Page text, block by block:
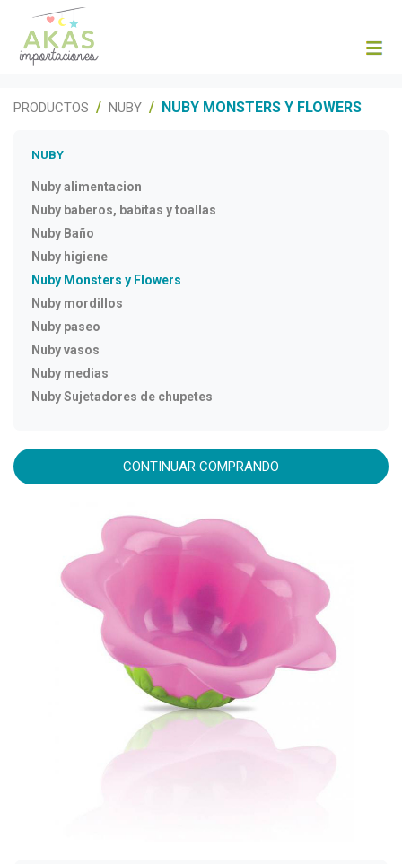
PRODUCTOS NUBY NUBY MONSTERS Y FLOWERS
NUBY
Nuby alimentacion
Nuby baberos, babitas y toallas
Nuby Baño
Nuby higiene
Nuby Monsters y Flowers
Nuby mordillos
Nuby paseo
Nuby vasos
Nuby medias
Nuby Sujetadores de chupetes
CONTINUAR COMPRANDO